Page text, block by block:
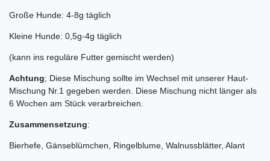
Große Hunde: 4-8g täglich
Kleine Hunde: 0,5g-4g täglich
(kann ins reguläre Futter gemischt werden)
Achtung; Diese Mischung sollte im Wechsel mit unserer Haut-
Mischung Nr.1 gegeben werden. Diese Mischung nicht länger als
6 Wochen am Stück verarbreichen.
Zusammensetzung:
Bierhefe, Gänseblümchen, Ringelblume, Walnussblätter, Alant